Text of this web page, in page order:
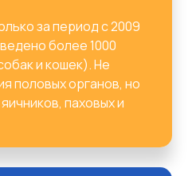
за период с 2009
более 1000
и кошек). Не
половых органов, но
паховых и